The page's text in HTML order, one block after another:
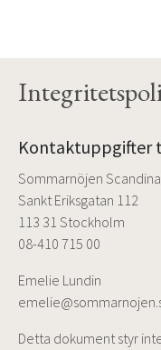
Kontaktuppgifter
Sommarnöjen
Sankt Eriksgatan 112
113 31 Stockholm
08-410 715 00
Emelie Lundin
Detta dokument styr